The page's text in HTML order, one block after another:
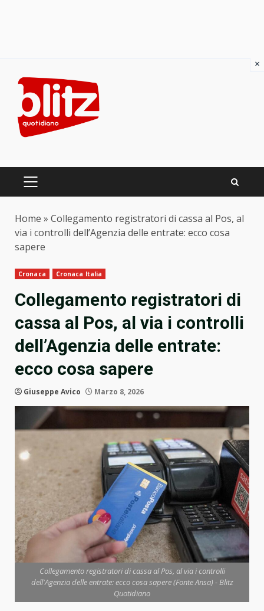
content
PRIMARY
Home » Collegamento registratori di cassa al Pos, al
via i controlli dell’Agenzia delle entrate: ecco cosa
sapere
Cronaca Cronaca Italia
Collegamento registratori di
cassa al Pos, al via i controlli
dell’Agenzia delle entrate:
ecco cosa sapere
Giuseppe Avico Marzo 8, 2026
Collegamento registratori di cassa al Pos, al via i controlli
dell'Agenzia delle entrate: ecco cosa sapere (Fonte Ansa) - Blitz
Quotidiano
×